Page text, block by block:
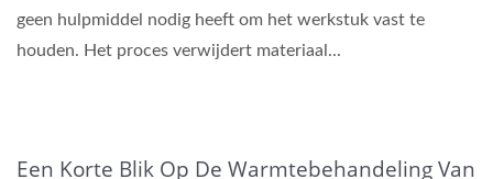
geen hulpmiddel nodig heeft om het werkstuk vast te
houden. Het proces verwijdert materiaal...
Een Korte Blik Op De Warmtebehandeling Van